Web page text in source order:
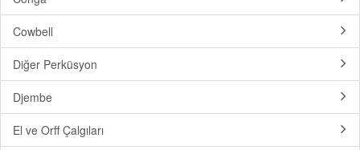
Cowbell
Diğer Perküsyon
Djembe
El ve Orff Çalgıları